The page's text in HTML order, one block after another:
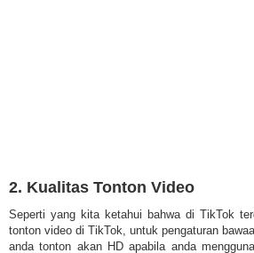
2. Kualitas Tonton Video
Seperti yang kita ketahui bahwa di TikTok
tonton video di TikTok, untuk pengaturan
anda tonton akan HD apabila anda